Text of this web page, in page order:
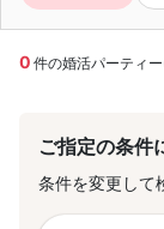
0 件の婚活パーティ
ご指定の条件
条件を変更して